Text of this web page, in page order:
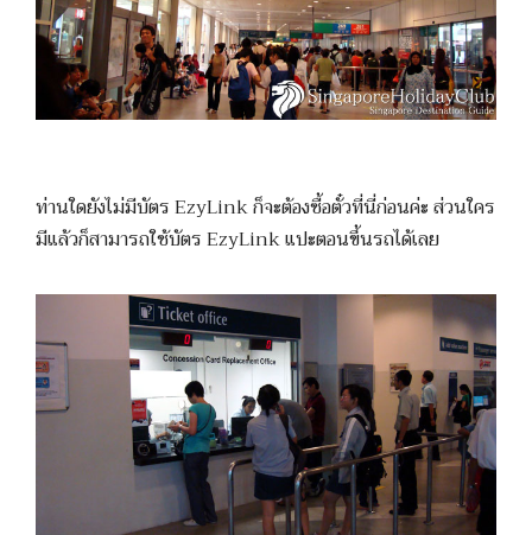
ท่านใดยังไม่มีบัตร EzyLink ก็จะต้องซื้อตั๋วที่นี่ก่อนค่ะ ส่วนใคร
มีแล้วก็สามารถใช้บัตร EzyLink แปะตอนขึ้นรถได้เลย